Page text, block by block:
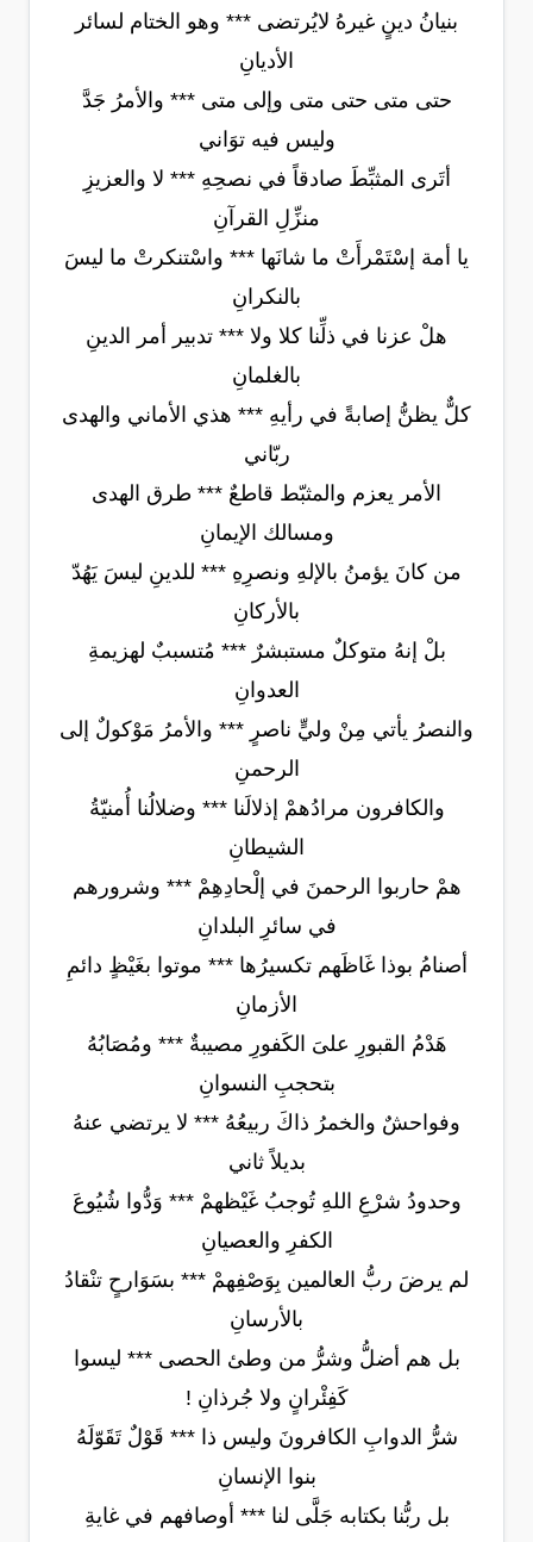
بنيانُ دينٍ غيرهُ لايُرتضى *** وهو الختام لسائر
الأديانِ
حتى متى حتى متى وإلى متى *** والأمرُ جَدَّ
وليس فيه توَاني
أتَرى المثبِّطَ صادقاً في نصحِهِ *** لا والعزيزِ
منزِّلِ القرآنِ
يا أمة إسْتَمْرأَتْ ما شانَها *** واسْتنكرتْ ما ليسَ
بالنكرانِ
هلْ عزنا في ذلِّنا كلا ولا *** تدبير أمر الدينِ
بالغلمانِ
كلٌّ يظنُّ إصابةً في رأيهِ *** هذي الأماني والهدى
ربّاني
الأمر يعزم والمثبّط قاطعٌ *** طرق الهدى
ومسالك الإيمانِ
من كانَ يؤمنُ بالإلهِ ونصرِهِ *** للدينِ ليسَ يَهُدّ
بالأركانِ
بلْ إنهُ متوكلٌ مستبشرٌ *** مُتسببٌ لهزيمةِ
العدوانِ
والنصرُ يأتي مِنْ وليٍّ ناصرٍ *** والأمرُ مَوْكولٌ إلى
الرحمنِ
والكافرون مرادُهمْ إذلالَنا *** وضلالُنا أُمنيّةُ
الشيطانِ
همْ حاربوا الرحمنَ في إلْحادِهِمْ *** وشرورهم
في سائرِ البلدانِ
أصنامُ بوذا غَاظَهم تكسيرُها *** موتوا بغَيْظٍ دائمِ
الأزمانِ
هَدْمُ القبورِ علىَ الكَفورِ مصيبةٌ *** ومُصَابُهُ
بتحجبِ النسوانِ
وفواحشٌ والخمرُ ذاكَ ربيعُهُ *** لا يرتضي عنهُ
بديلاً ثاني
وحدودُ شرْعِ اللهِ تُوجبُ غَيْظهمْ *** وَدُّوا شُيُوعَ
الكفرِ والعصيانِ
لم يرضَ ربُّ العالمين بِوَصْفِهمْ *** بسَوَارحٍ تنْقادُ
بالأرسانِ
بل هم أضلُّ وشرُّ من وطئ الحصى *** ليسوا
كَفِئْرانٍ ولا جُرذانِ !
شرُّ الدوابِ الكافرونَ وليس ذا *** قَوْلٌ تَقَوّلَهُ
بنوا الإنسانِ
بل ربُّنا بكتابه جَلَّى لنا *** أوصافهم في غايةِ